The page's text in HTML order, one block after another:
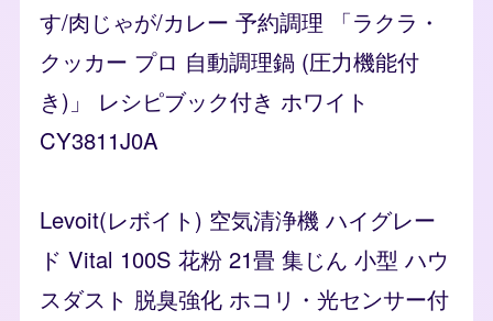
す/肉じゃが/カレー 予約調理 「ラクラ・
クッカー プロ 自動調理鍋 (圧力機能付
き)」 レシピブック付き ホワイト
CY3811J0A
Levoit(レボイト) 空気清浄機 ハイグレー
ド Vital 100S 花粉 21畳 集じん 小型 ハウ
スダスト 脱臭強化 ホコリ・光センサー付